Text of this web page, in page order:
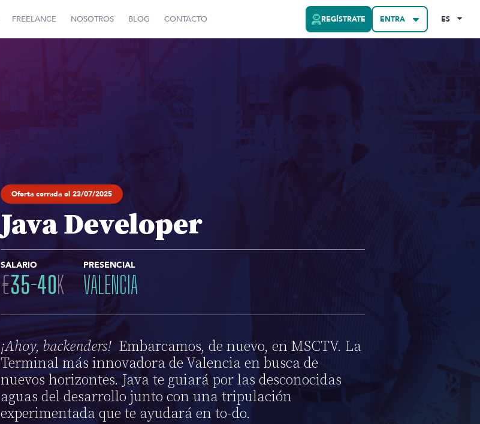
FREELANCE NOSOTROS BLOG CONTACTO REGÍSTRATE ENTRA ES
Oferta cerrada el 23/07/2025
Java Developer
SALARIO
€35-40K
PRESENCIAL
VALENCIA
¡Ahoy, backenders! Embarcamos, de nuevo, en MSCTV. La
Terminal más innovadora de Valencia en busca de
nuevos horizontes. Java te guiará por las desconocidas
aguas del desarrollo junto con una tripulación
experimentada que te ayudará en to-do.